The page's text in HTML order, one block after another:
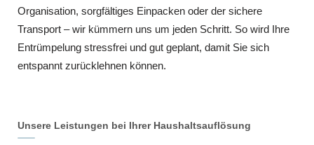
Organisation, sorgfältiges Einpacken oder der sichere
Transport – wir kümmern uns um jeden Schritt. So wird Ihre
Entrümpelung stressfrei und gut geplant, damit Sie sich
entspannt zurücklehnen können.
Unsere Leistungen bei Ihrer Haushaltsauflösung